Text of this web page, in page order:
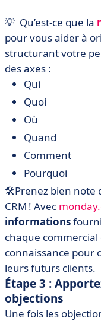
💡 Qu’est-ce que la
pour vous aider à
structurant votre
des axes :
Qui
Quoi
Où
Quand
Comment
Pourquoi
🛠Prenez bien note
CRM ! Avec
informations
chaque commercial
connaissance pour
leurs futurs clients.
Étape 3 :
objections
Une fois les